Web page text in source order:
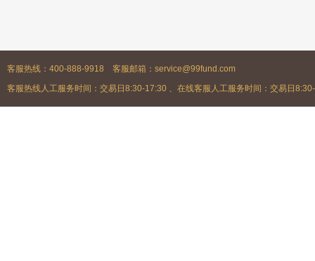
客服热线：400-888-9918 客服邮箱：service@99fund.com
客服热线人工服务时间：交易日8:30-17:30 、在线客服人工服务时间：交易日